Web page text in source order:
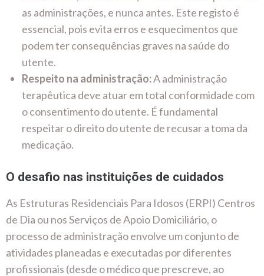
as administrações, e nunca antes. Este registo é
essencial, pois evita erros e esquecimentos que
podem ter consequências graves na saúde do
utente.
Respeito na administração:A administração
terapêutica deve atuar em total conformidade com
o consentimento do utente. É fundamental
respeitar o direito do utente de recusar a toma da
medicação.
O desafio nas instituições de cuidados
As Estruturas Residenciais Para Idosos (ERPI) Centros
de Dia ou nos Serviços de Apoio Domiciliário, o
processo de administração envolve um conjunto de
atividades planeadas e executadas por diferentes
profissionais (desde o médico que prescreve, ao